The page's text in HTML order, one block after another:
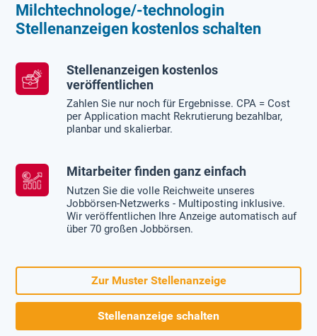
Milchtechnologe/-technologin
Stellenanzeigen kostenlos schalten
Stellenanzeigen kostenlos
veröffentlichen
Zahlen Sie nur noch für Ergebnisse. CPA = Cost
per Application macht Rekrutierung bezahlbar,
planbar und skalierbar.
Mitarbeiter finden ganz einfach
Nutzen Sie die volle Reichweite unseres
Jobbörsen-Netzwerks - Multiposting inklusive.
Wir veröffentlichen Ihre Anzeige automatisch auf
über 70 großen Jobbörsen.
Zur Muster Stellenanzeige
Stellenanzeige schalten